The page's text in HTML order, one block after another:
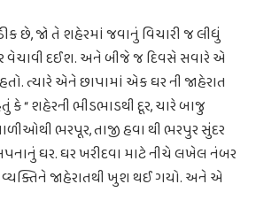
છે, જો તે શહેરમાં જવાનું વિચારી જ લીધું
વેચાવી દઈશ. અને બીજે જ દિવસે સવારે એ
ત્યારે એને છાપામાં એક ઘર ની જાહેરાત
કે “ શહેરની ભીડભાડથી દૂર, ચારે બાજુ
ભરપૂર, તાજી હવા થી ભરપુર સુંદર
ઘર. ઘર ખરીદવા માટે નીચે લખેલ નંબર
જાહેરાતથી ખુશ થઈ ગયો. અને એ